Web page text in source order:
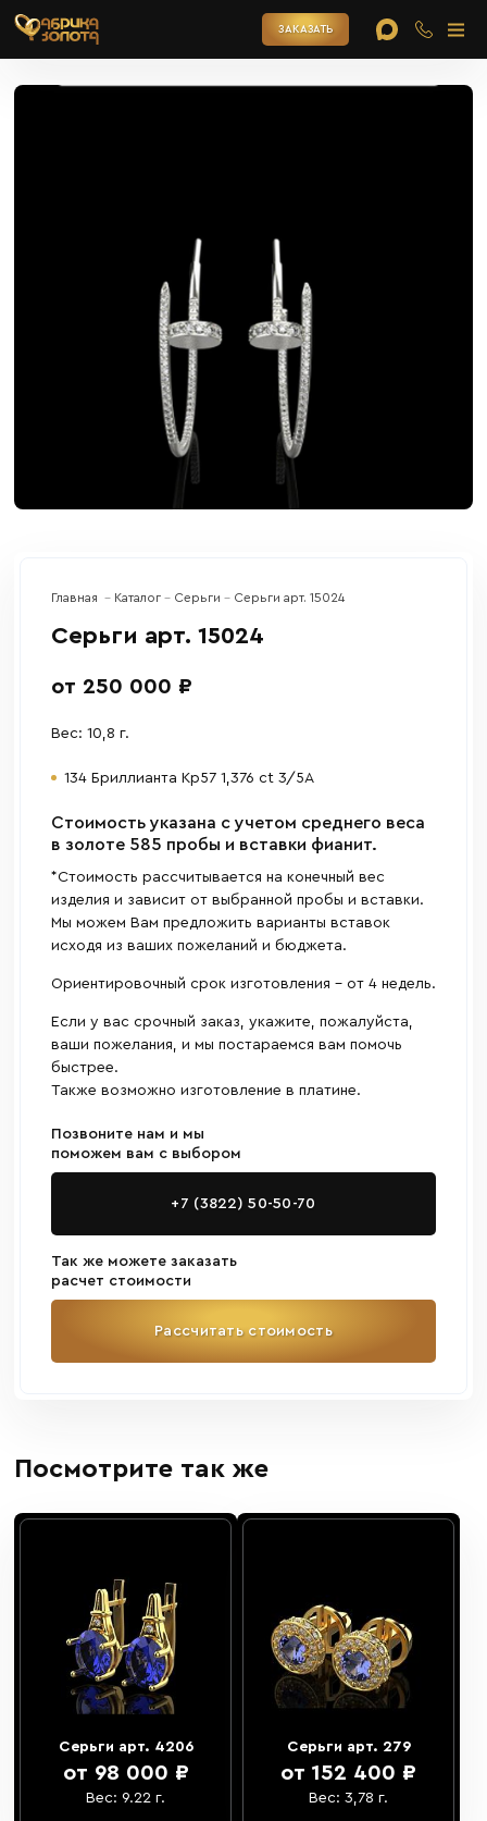
ЗАКАЗАТЬ
Главная Каталог Серьги Серьги арт. 15024
Серьги арт. 15024
от 250 000 ₽
Вес: 10,8 г.
134 Бриллианта Кр57 1,376 ct 3/5А
Cтоимость указана с учетом среднего веса
в золоте 585 пробы и вставки фианит.
*Стоимость рассчитывается на конечный вес
изделия и зависит от выбранной пробы и вставки.
Мы можем Вам предложить варианты вставок
исходя из ваших пожеланий и бюджета.
Ориентировочный срок изготовления - от 4 недель.
Если у вас срочный заказ, укажите, пожалуйста,
ваши пожелания, и мы постараемся вам помочь
быстрее.
Также возможно изготовление в платине.
Позвоните нам и мы
поможем вам с выбором
+7 (3822) 50-50-70
Так же можете заказать
расчет стоимости
Рассчитать стоимость
Посмотрите так же
Серьги арт. 4206
от 98 000 ₽
Вес: 9.22 г.
Серьги арт. 279
от 152 400 ₽
Вес: 3,78 г.